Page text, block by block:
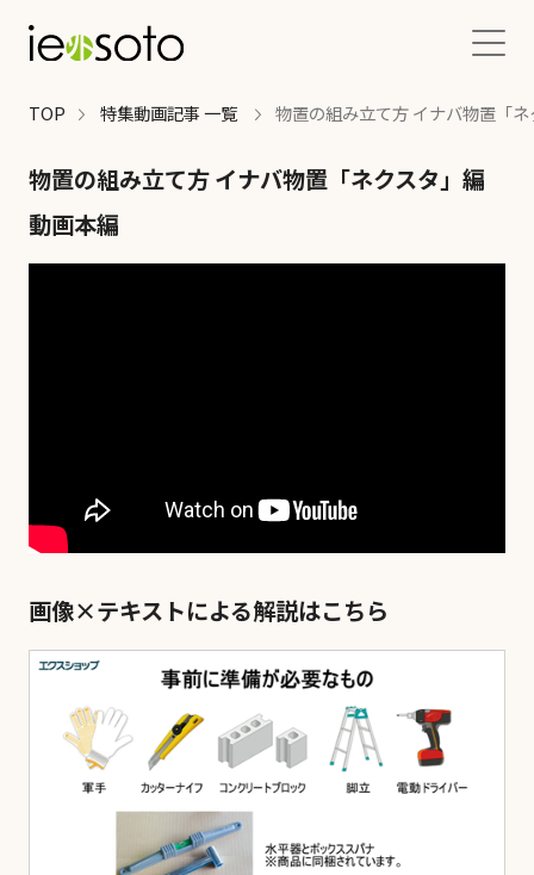
TOP 特集動画記事 一覧 物置の組み立て方 イナバ物置「
物置の組み立て方 イナバ物置「ネクスタ」編
動画本編
画像×テキストによる解説はこちら
特集動画記事
エクステリア関連記事
SNSシェア